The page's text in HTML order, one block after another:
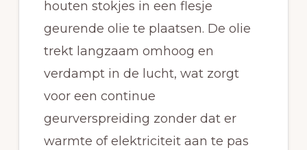
houten stokjes in een flesje
geurende olie te plaatsen. De olie
trekt langzaam omhoog en
verdampt in de lucht, wat zorgt
voor een continue
geurverspreiding zonder dat er
warmte of elektriciteit aan te pas